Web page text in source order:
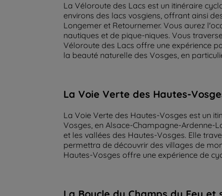
La Véloroute des Lacs est un itinéraire
environs des lacs vosgiens, offrant ainsi
Longemer et Retournemer. Vous aurez
nautiques et de pique-niques. Vous
Véloroute des Lacs offre une expérience
la beauté naturelle des Vosges, en
La Voie Verte des Hautes-
La Voie Verte des Hautes-Vosges est un
Vosges, en Alsace-Champagne-Ardenne-
et les vallées des Hautes-Vosges. Elle
permettra de découvrir des villages de
Hautes-Vosges offre une expérience de